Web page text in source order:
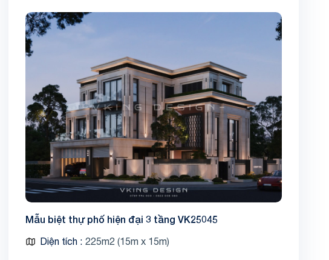
Mẫu biệt thự phố hiện đại 3 tầng VK25045
Diện tích 225m2 (15m x 15m)